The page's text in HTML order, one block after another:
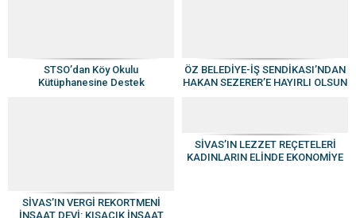
STSO’dan Köy Okulu
Kütüphanesine Destek
ÖZ BELEDİYE-İŞ SENDİKASI’NDAN
HAKAN SEZERER’E HAYIRLI OLSUN
SİVAS’IN VERGİ REKORTMENİ
İNŞAAT DEVİ: KISACIK İNŞAAT
SİVAS’IN LEZZET REÇETELERİ
KADINLARIN ELİNDE EKONOMİYE